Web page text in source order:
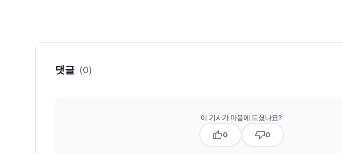
댓글 (0)
이 기사가 마음에 드셨나요?
thumb_up0 thumb_down0